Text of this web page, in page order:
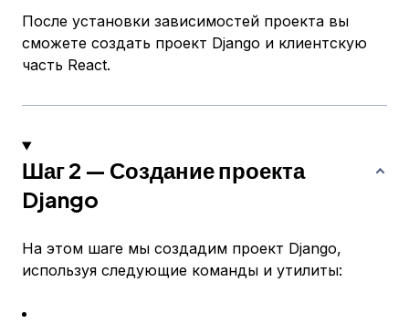
После установки зависимостей проекта вы
сможете создать проект Django и клиентскую
часть React.
Шаг 2 — Создание проекта
Django
На этом шаге мы создадим проект Django,
используя следующие команды и утилиты: